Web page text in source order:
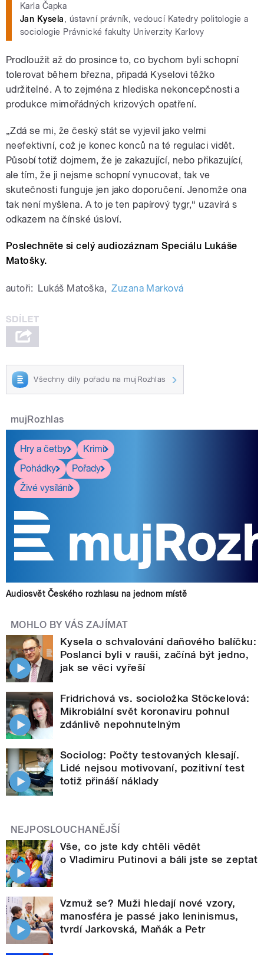
Karla Čapka
Jan Kysela, ústavní právník, vedoucí Katedry politologie a
sociologie Právnické fakulty Univerzity Karlovy
Prodloužit až do prosince to, co bychom byli schopní
tolerovat během března, připadá Kyselovi těžko
udržitelné. A to zejména z hlediska nekoncepčnosti a
produkce mimořádných krizových opatření.
„Zdá se mi, že český stát se vyjevil jako velmi
neefektivní, což je konec konců na té regulaci vidět.
Působí totiž dojmem, že je zakazující, nebo přikazující,
ale tím, že ji nejsme schopní vynucovat, tak ve
skutečnosti funguje jen jako doporučení. Jenomže ona
tak není myšlena. A to je ten papírový tygr,“ uzavírá s
odkazem na čínské úsloví.
Poslechněte si celý audiozáznam Speciálu Lukáše
Matošky.
autoři: Lukáš Matoška, Zuzana Marková
Všechny díly pořadu na mujRozhlas
mujRozhlas
Hry a četby
Krimi
Pohádky
Pořady
Živé vysílání
Audiosvět Českého rozhlasu na jednom místě
MOHLO BY VÁS ZAJÍMAT
Kysela o schvalování daňového balíčku:
Poslanci byli v rauši, začíná být jedno,
jak se věci vyřeší
Fridrichová vs. socioložka Stöckelová:
Mikrobiální svět koronaviru pohnul
zdánlivě nepohnutelným
Sociolog: Počty testovaných klesají.
Lidé nejsou motivovaní, pozitivní test
totiž přináší náklady
NEJPOSLOUCHANĚJŠÍ
Vše, co jste kdy chtěli vědět
o Vladimiru Putinovi a báli jste se zeptat
Vzmuž se? Muži hledají nové vzory,
manosféra je passé jako leninismus,
tvrdí Jarkovská, Maňák a Petr